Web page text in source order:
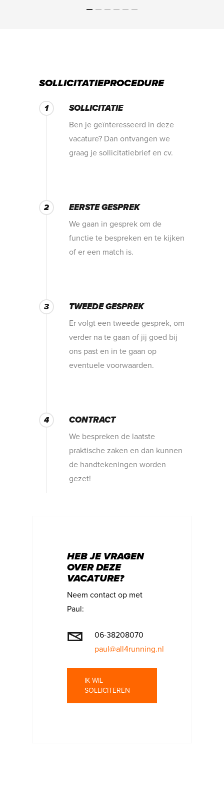
SOLLICITATIEPROCEDURE
1 SOLLICITATIE
Ben je geïnteresseerd in deze
vacature? Dan ontvangen we
graag je sollicitatiebrief en cv.
2 EERSTE GESPREK
We gaan in gesprek om de
functie te bespreken en te kijken
of er een match is.
3 TWEEDE GESPREK
Er volgt een tweede gesprek, om
verder na te gaan of jij goed bij
ons past en in te gaan op
eventuele voorwaarden.
4 CONTRACT
We bespreken de laatste
praktische zaken en dan kunnen
de handtekeningen worden
gezet!
HEB JE VRAGEN
OVER DEZE
VACATURE?
Neem contact op met
Paul:
06-38208070
paul@all4running.nl
IK WIL
SOLLICITEREN